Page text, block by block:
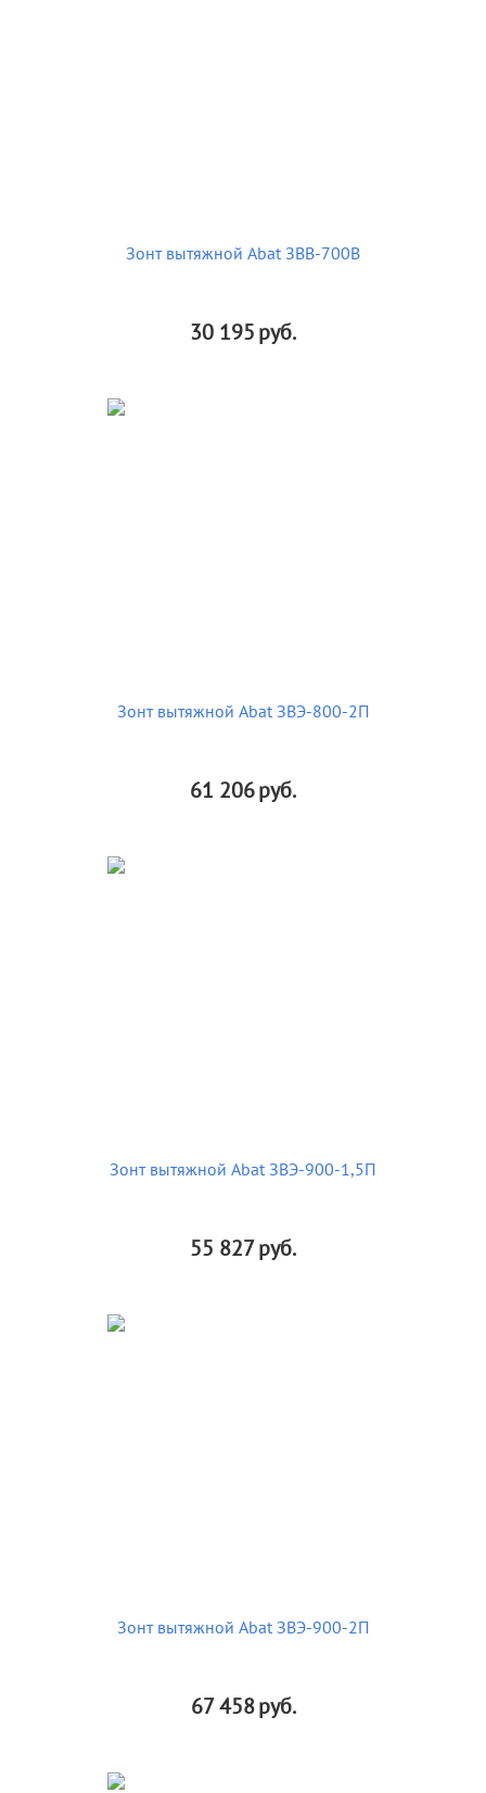
Зонт вытяжной Abat ЗВВ-700В
30 195руб.
Зонт вытяжной Abat ЗВЭ-800-2П
61 206руб.
Зонт вытяжной Abat ЗВЭ-900-1,5П
55 827руб.
Зонт вытяжной Abat ЗВЭ-900-2П
67 458руб.